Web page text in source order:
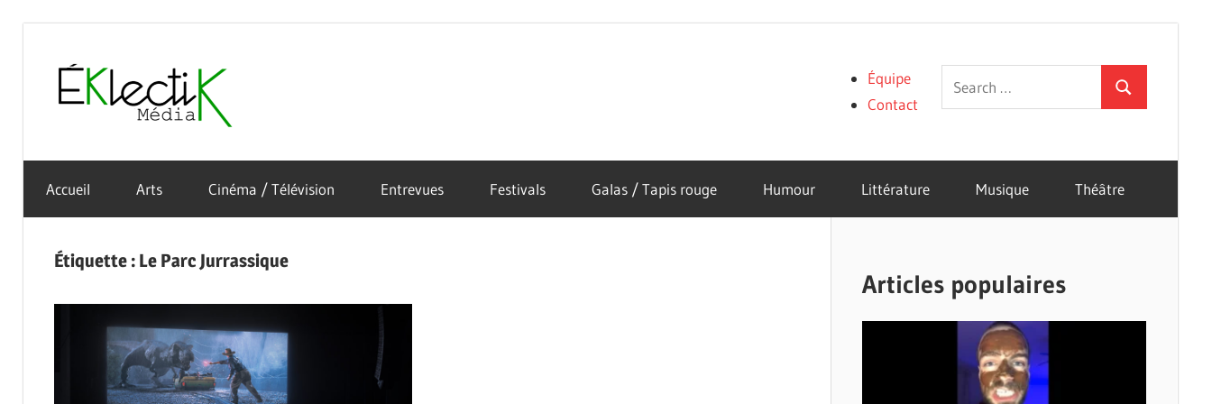
content
Média
culture
sous
toutes
formes
Search
for:
Search
Équipe
Contact
Accueil Arts Cinéma / Télévision Entrevues Festivals Galas / Tapis rouge Humour Littérature Musique Théâtre
Étiquette : Le Parc Jurrassique
Articles populaires